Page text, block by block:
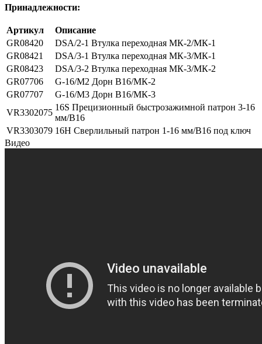
Принадлежности:
Артикул
Описание
GR08420
DSA/2-1 Втулка переходная МК-2/МК-1
GR08421
DSA/3-1 Втулка переходная МК-3/МК-1
GR08423
DSA/3-2 Втулка переходная МК-3/МК-2
GR07706
G-16/М2 Дорн В16/МК-2
GR07707
G-16/М3 Дорн В16/МК-3
VR3302075
16S Прецизионный быстрозажимной патрон 3-16
мм/В16
VR3303079 16H Сверлильный патрон 1-16 мм/В16 под ключ
Видео